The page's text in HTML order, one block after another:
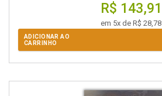
R$ 143,91
em 5x de R$ 28,78
ADICIONAR AO
CARRINHO